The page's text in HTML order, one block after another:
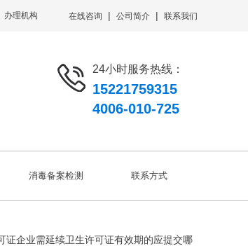
办理机构 在线咨询 | 公司简介 | 联系我们
24小时服务热线：
15221759315
4006-010-725
消毒备案检测 联系方式
证企业需延续卫生许可证有效期的应提交哪